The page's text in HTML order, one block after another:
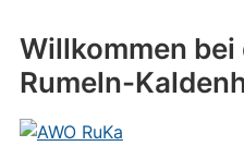
Willkommen bei
Rumeln-